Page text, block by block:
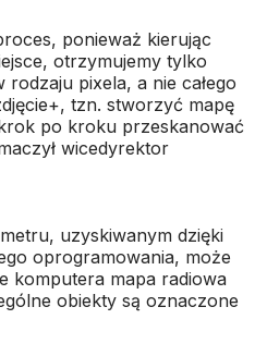
ponieważ kierując
otrzymujemy tylko
pixela, a nie całego
tzn. stworzyć mapę
po kroku przeskanować
wicedyrektor
uzyskiwanym dzięki
oprogramowania, może
komputera mapa radiowa
obiekty są oznaczone